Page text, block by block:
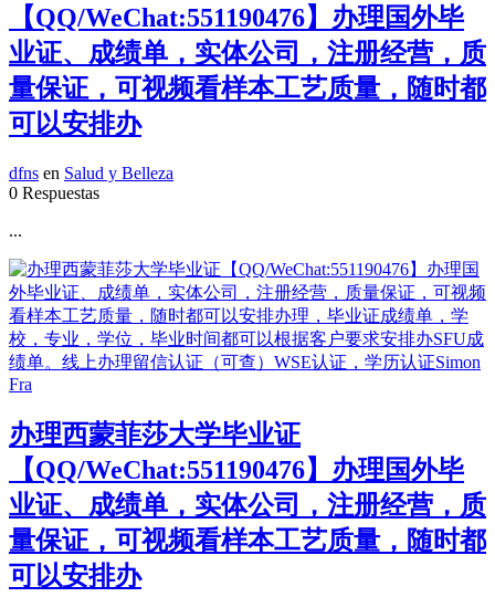
【QQ/WeChat:551190476】办理国外毕
业证、成绩单，实体公司，注册经营，质
量保证，可视频看样本工艺质量，随时都
可以安排办
dfns en Salud y Belleza
0 Respuestas
...
办理西蒙菲莎大学毕业证
【QQ/WeChat:551190476】办理国外毕
业证、成绩单，实体公司，注册经营，质
量保证，可视频看样本工艺质量，随时都
可以安排办